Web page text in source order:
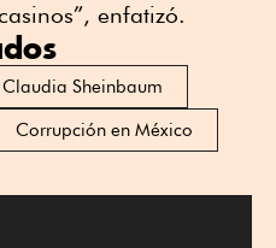
enfatizó.
Claudia Sheinbaum
Corrupción en México